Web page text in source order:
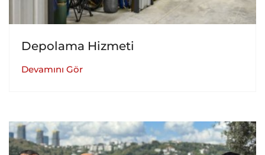
Depolama Hizmeti
Devamını Gör